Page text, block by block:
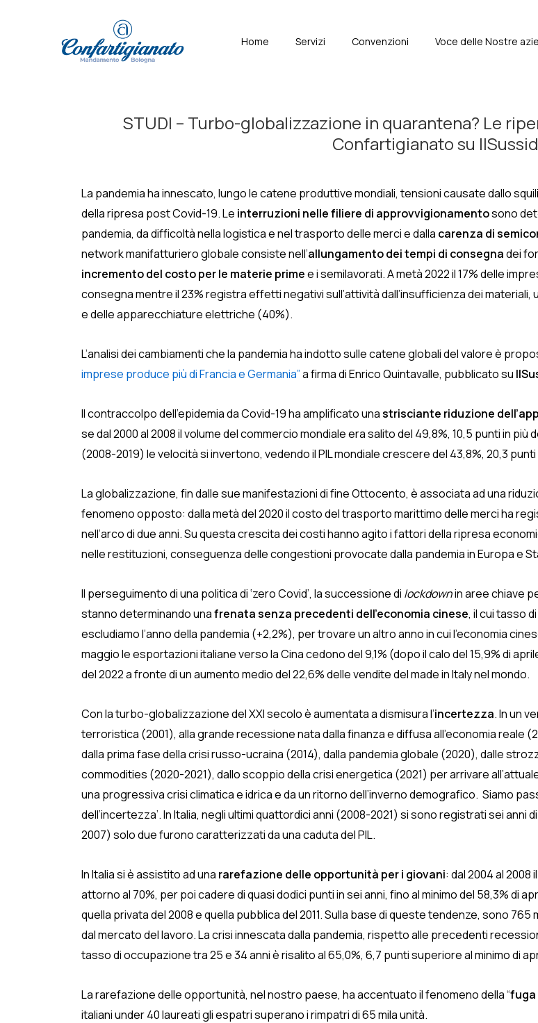
Menù
Home Servizi Convenzioni Voce delle Nostre
STUDI – Turbo-globalizzazione in quarantena? Le
Confartigianato su
La pandemia ha innescato, lungo le catene produttive mondiali, tensioni causate dallo
della ripresa post Covid-19. Le interruzioni nelle filiere di approvvigionamentosono
pandemia, da difficoltà nella logistica e nel trasporto delle merci e dalla carenza di
network manifatturiero globale consiste nell’allungamento dei tempi di consegnadei
incremento del costo per le materie primee i semilavorati. A metà 2022 il 17% delle
consegna mentre il 23% registra effetti negativi sull’attività dall’insufficienza dei
e delle apparecchiature elettriche (40%).
L’analisi dei cambiamenti che la pandemia ha indotto sulle catene globali del valore è
imprese produce più di Francia e Germania”a firma di Enrico Quintavalle, pubblicato su
Il contraccolpo dell’epidemia da Covid-19 ha amplificato unastrisciante riduzione
se dal 2000 al 2008 il volume del commercio mondiale era salito del 49,8%, 10,5 punti in
(2008-2019) le velocità si invertono, vedendo il PIL mondiale crescere del 43,8%, 20,3
La globalizzazione, fin dalle sue manifestazioni di fine Ottocento, è associata ad una
fenomeno opposto: dalla metà del 2020 il costo del trasporto marittimo delle merci ha
nell’arco di due anni. Su questa crescita dei costi hanno agito i fattori della ripresa
nelle restituzioni, conseguenza delle congestioni provocate dalla pandemia in Europa e
Il perseguimento di una politica di ‘zero Covid’, la successione di lockdownin aree chiave
stanno determinando unafrenata senza precedenti dell’economia cinese, il cui tasso
escludiamo l’anno della pandemia (+2,2%), per trovare un altro anno in cui l’economia
maggio le esportazioni italiane verso la Cina cedono del 9,1% (dopo il calo del 15,9% di
del 2022 a fronte di un aumento medio del 22,6% delle vendite del made in Italy nel mondo.
Con la turbo-globalizzazione del XXI secolo è aumentata a dismisura l’incertezza. In un
terroristica (2001), alla grande recessione nata dalla finanza e diffusa all’economia reale
dalla prima fase della crisi russo-ucraina (2014), dalla pandemia globale (2020), dalle
commodities (2020-2021), dallo scoppio della crisi energetica (2021) per arrivare
una progressiva crisi climatica e idrica e da un ritorno dell’inverno demografico. Siamo
dell’incertezza’. In Italia, negli ultimi quattordici anni (2008-2021) si sono registrati sei
2007) solo due furono caratterizzati da una caduta del PIL.
In Italia si è assistito ad una rarefazione delle opportunità per i giovani: dal 2004 al
attorno al 70%, per poi cadere di quasi dodici punti in sei anni, fino al minimo del 58,3% di
quella privata del 2008 e quella pubblica del 2011. Sulla base di queste tendenze, sono
dal mercato del lavoro. La crisi innescata dalla pandemia, rispetto alle precedenti
tasso di occupazione tra 25 e 34 anni è risalito al 65,0%, 6,7 punti superiore al minimo di
La rarefazione delle opportunità, nel nostro paese, ha accentuato il fenomeno della “fuga
italiani under 40 laureati gli espatri superano i rimpatri di 65 mila unità.